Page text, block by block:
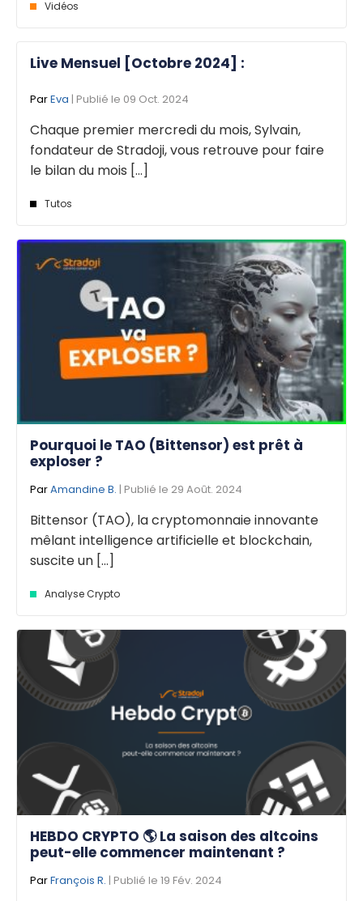
Vidéos
Live Mensuel [Octobre 2024] :
ParEva | Publié le 09 Oct. 2024
Chaque premier mercredi du mois, Sylvain,
fondateur de Stradoji, vous retrouve pour faire
le bilan du mois [...]
Tutos
Pourquoi le TAO (Bittensor) est prêt à
exploser ?
ParAmandine B. | Publié le 29 Août. 2024
Bittensor (TAO), la cryptomonnaie innovante
mêlant intelligence artificielle et blockchain,
suscite un [...]
Analyse Crypto
HEBDO CRYPTO 🌎 La saison des altcoins
peut-elle commencer maintenant ?
ParFrançois R. | Publié le 19 Fév. 2024